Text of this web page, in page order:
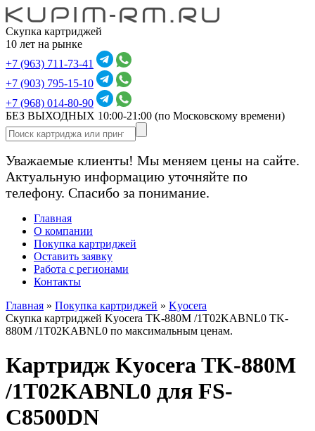
Скупка картриджей
10 лет на рынке
+7 (963) 711-73-41
+7 (903) 795-15-10
+7 (968) 014-80-90
БЕЗ ВЫХОДНЫХ 10:00-21:00 (по Московскому времени)
Уважаемые клиенты! Мы меняем цены на сайте.
Актуальную информацию уточняйте по
телефону. Спасибо за понимание.
Главная
О компании
Покупка картриджей
Оставить заявку
Работа с регионами
Контакты
Главная » Покупка картриджей » Kyocera
Скупка картриджей Kyocera TK-880M /1T02KABNL0 TK-
880M /1T02KABNL0 по максимальным ценам.
Картридж Kyocera TK-880M
/1T02KABNL0 для FS-
C8500DN